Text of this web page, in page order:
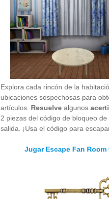
Explora cada rincón de la
ubicaciones sospechosas para
artículos. Resuelve algunos
2 piezas del código de bloqueo
salida. ¡Usa el código para
Jugar Escape Fan Room